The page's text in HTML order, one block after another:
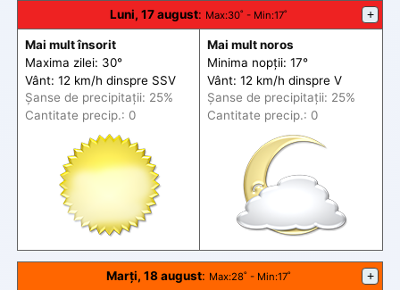
Luni, 17 august: Max:30˚ - Min:17˚ +
Mai mult însorit
Maxima zilei: 30°
Vânt: 12 km/h dinspre SSV
Șanse de precipitații: 25%
Cantitate precip.: 0
Mai mult noros
Minima nopții: 17°
Vânt: 12 km/h dinspre V
Șanse de precipitații: 25%
Cantitate precip.: 0
Marți, 18 august: Max:28˚ - Min:17˚ +